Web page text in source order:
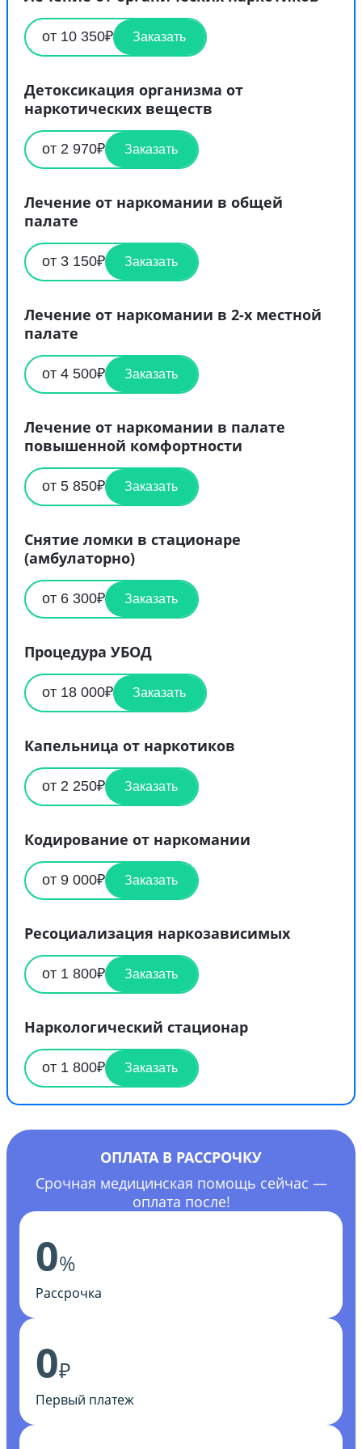
от 10 350₽ Заказать
Детоксикация организма от
наркотических веществ
от 2 970₽ Заказать
Лечение от наркомании в общей
палате
от 3 150₽ Заказать
Лечение от наркомании в 2-х местной
палате
от 4 500₽ Заказать
Лечение от наркомании в палате
повышенной комфортности
от 5 850₽ Заказать
Снятие ломки в стационаре
(амбулаторно)
от 6 300₽ Заказать
Процедура УБОД
от 18 000₽ Заказать
Капельница от наркотиков
от 2 250₽ Заказать
Кодирование от наркомании
от 9 000₽ Заказать
Ресоциализация наркозависимых
от 1 800₽ Заказать
Наркологический стационар
от 1 800₽ Заказать
ОПЛАТА В РАССРОЧКУ
Срочная медицинская помощь сейчас —
оплата после!
0%
Рассрочка
0₽
Первый платеж